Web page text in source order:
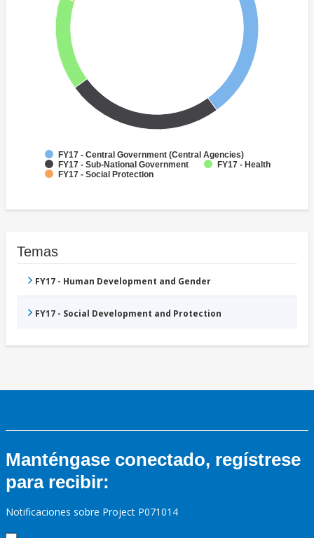
FY17 - Central Government (Central Agencies)
FY17 - Sub-National Government
FY17 - Health
FY17 - Social Protection
Temas
FY17 - Human Development and Gender
FY17 - Social Development and Protection
Manténgase conectado, regístrese
para recibir:
Notificaciones sobre Project P071014